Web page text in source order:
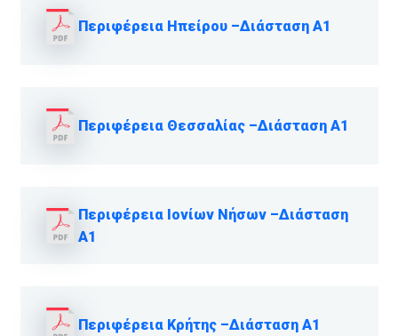
Περιφέρεια Ηπείρου –Διάσταση Α1
Περιφέρεια Θεσσαλίας –Διάσταση Α1
Περιφέρεια Ιονίων Νήσων –Διάσταση
Α1
Περιφέρεια Κρήτης –Διάσταση Α1